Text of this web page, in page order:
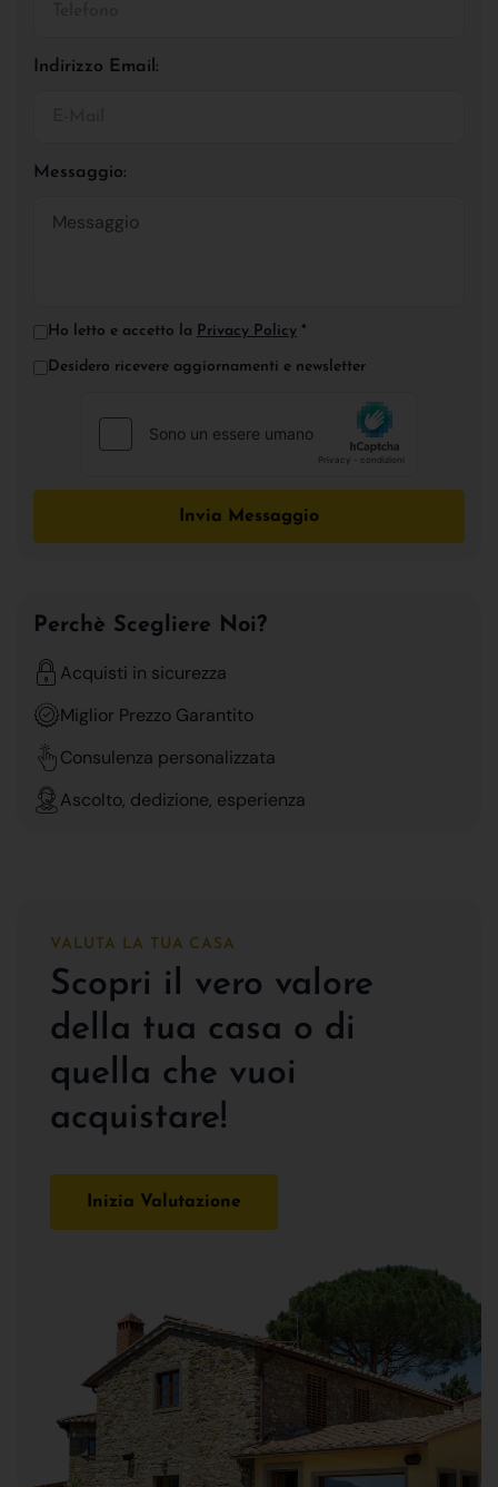
Indirizzo Email:
Messaggio:
Ho letto e accetto la Privacy Policy *
Desidero ricevere aggiornamenti e newsletter
Invia Messaggio
Perchè Scegliere Noi?
Acquisti in sicurezza
Miglior Prezzo Garantito
Consulenza personalizzata
Ascolto, dedizione, esperienza
VALUTA LA TUA CASA
Scopri il vero valore
della tua casa o di
quella che vuoi
acquistare!
Inizia Valutazione